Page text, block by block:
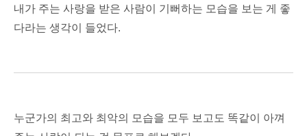
내가 주는 사랑을 받은 사람이 기뻐하는 모습을 보는 게 좋
다라는 생각이 들었다.
누군가의 최고와 최악의 모습을 모두 보고도 똑같이 아껴